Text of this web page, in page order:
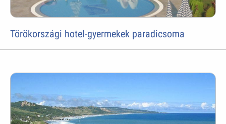
Törökországi hotel-gyermekek paradicsoma